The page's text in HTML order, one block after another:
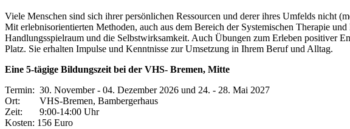
Viele Menschen sind sich ihrer persönlichen Ressourcen und derer ihres Umfelds nicht
Mit erlebnisorientierten Methoden, auch aus dem Bereich der Systemischen Therapie
Handlungsspielraum und die Selbstwirksamkeit. Auch Übungen zum Erleben positiver
Platz. Sie erhalten Impulse und Kenntnisse zur Umsetzung in Ihrem Beruf und Alltag.
Eine 5-tägige Bildungszeit bei der VHS- Bremen, Mitte
Termin: 30. November - 04. Dezember 2026 und 24. - 28. Mai 2027
Ort: VHS-Bremen, Bambergerhaus
Zeit: 9:00-14:00 Uhr
Kosten: 156 Euro